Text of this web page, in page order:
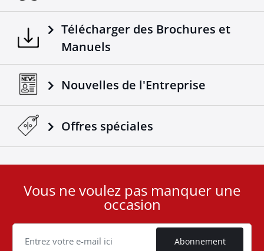
Télécharger des Brochures et
Manuels
Nouvelles de l'Entreprise
Offres spéciales
User
Cookie
Vous ne voulez pas manquer une
occasion
Abonnement